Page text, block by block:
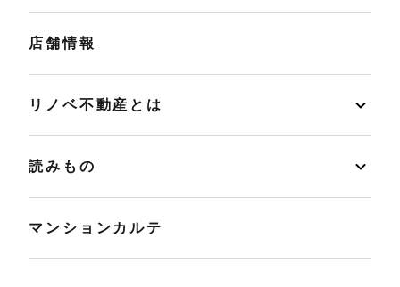
店舗情報
リノベ不動産とは
読みもの
マンションカルテ